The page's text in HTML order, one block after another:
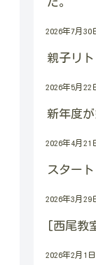
2026年7月30
親子リ
2026年5月22
新年度
2026年4月21
スタート
2026年3月29
[西尾教
2026年2月1日